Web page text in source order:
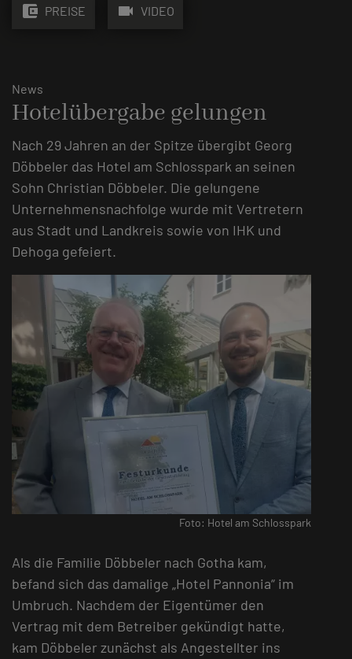
account_balance_wallet PREISE videocam VIDEO
News
Hotelübergabe gelungen
Nach 29 Jahren an der Spitze übergibt Georg
Döbbeler das Hotel am Schlosspark an seinen
Sohn Christian Döbbeler. Die gelungene
Unternehmensnachfolge wurde mit Vertretern
aus Stadt und Landkreis sowie von IHK und
Dehoga gefeiert.
Foto: Hotel am Schlosspark
Als die Familie Döbbeler nach Gotha kam,
befand sich das damalige „Hotel Pannonia“ im
Umbruch. Nachdem der Eigentümer den
Vertrag mit dem Betreiber gekündigt hatte,
kam Döbbeler zunächst als Angestellter ins